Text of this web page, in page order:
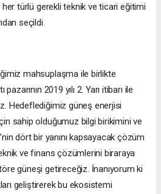
türlü gerekli teknik ve ticari eğitimi
seçildi.
mahsuplaşma ile birlikte
2019 yılı 2. Yarı itibarı ile
Hedeflediğimiz güneş enerjisi
sahip olduğumuz bilgi birikimini ve
dört bir yanını kapsayacak çözüm
ve finans çözümlerini biraraya
güneşi getireceğiz. İnanıyorum ki
geliştirerek bu ekosistemi